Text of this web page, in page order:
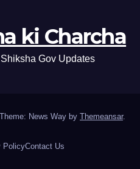
ki Charcha
Gov Updates
Theme: News Way by Themeansar.
PolicyContact Us